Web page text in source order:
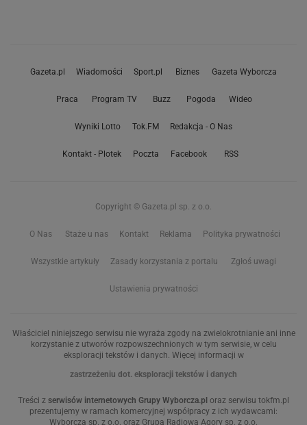
Gazeta.pl Wiadomości Sport.pl Biznes Gazeta Wyborcza
Praca Program TV Buzz Pogoda Wideo
Wyniki Lotto Tok.FM Redakcja - O Nas
Kontakt - Plotek Poczta Facebook RSS
Copyright © Gazeta.pl sp. z o.o.
O Nas Staże u nas Kontakt Reklama Polityka prywatności
Wszystkie artykuły Zasady korzystania z portalu Zgłoś uwagi
Ustawienia prywatności
Właściciel niniejszego serwisu nie wyraża zgody na zwielokrotnianie ani inne
korzystanie z utworów rozpowszechnionych w tym serwisie, w celu
eksploracji tekstów i danych. Więcej informacji w
zastrzeżeniu dot. eksploracji tekstów i danych
Treści z serwisów internetowych Grupy Wyborcza.pl oraz serwisu tokfm.pl
prezentujemy w ramach komercyjnej współpracy z ich wydawcami:
Wyborcza sp. z o.o. oraz Grupą Radiową Agory sp. z o.o.